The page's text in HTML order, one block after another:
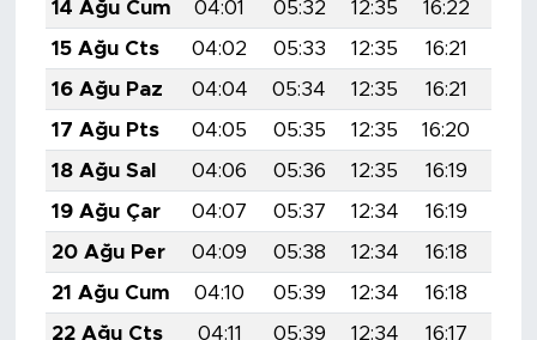
14 Ağu Cum
04:01 05:32 12:35 16:22
15 Ağu Cts
04:02 05:33 12:35 16:21
16 Ağu Paz
04:04 05:34 12:35 16:21
17 Ağu Pts
04:05 05:35 12:35 16:20
18 Ağu Sal
04:06 05:36 12:35 16:19
19 Ağu Çar
04:07 05:37 12:34 16:19
20 Ağu Per
04:09 05:38 12:34 16:18
21 Ağu Cum
04:10 05:39 12:34 16:18
22 Ağu Cts
04:11 05:39 12:34 16:17